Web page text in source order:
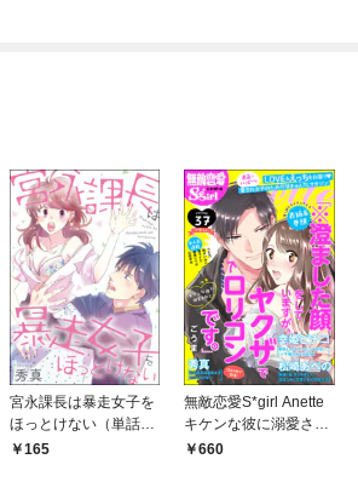
宮永課長は暴走女子を
ほっとけない（単話
版）165
無敵恋愛S*girl Anette
キケンな彼に溺愛され
て Vol.37
660